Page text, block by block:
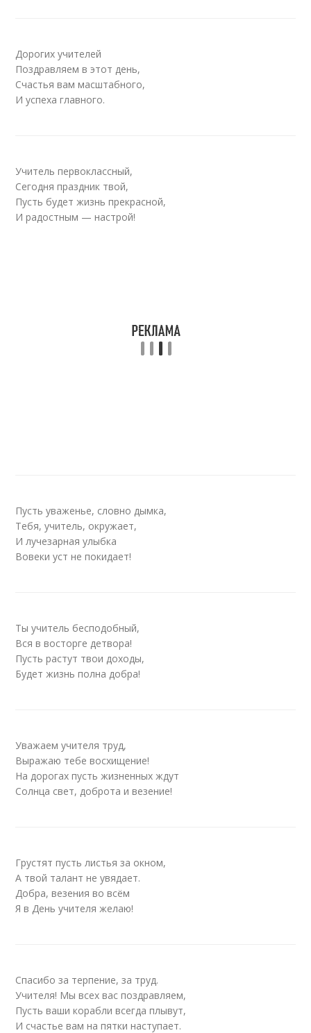
Дорогих учителей
Поздравляем в этот день,
Счастья вам масштабного,
И успеха главного.
Учитель первоклассный,
Сегодня праздник твой,
Пусть будет жизнь прекрасной,
И радостным — настрой!
Пусть уваженье, словно дымка,
Тебя, учитель, окружает,
И лучезарная улыбка
Вовеки уст не покидает!
Ты учитель бесподобный,
Вся в восторге детвора!
Пусть растут твои доходы,
Будет жизнь полна добра!
Уважаем учителя труд,
Выражаю тебе восхищение!
На дорогах пусть жизненных ждут
Солнца свет, доброта и везение!
Грустят пусть листья за окном,
А твой талант не увядает.
Добра, везения во всём
Я в День учителя желаю!
Спасибо за терпение, за труд.
Учителя! Мы всех вас поздравляем,
Пусть ваши корабли всегда плывут,
И счастье вам на пятки наступает.